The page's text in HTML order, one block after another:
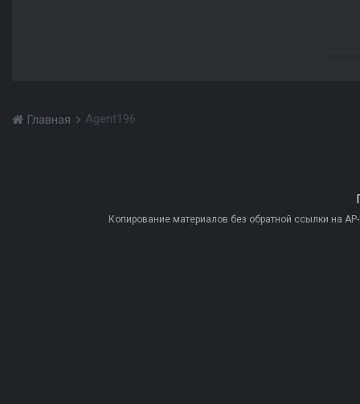
Главная Agent196
Копирование материалов без обратной ссылки на